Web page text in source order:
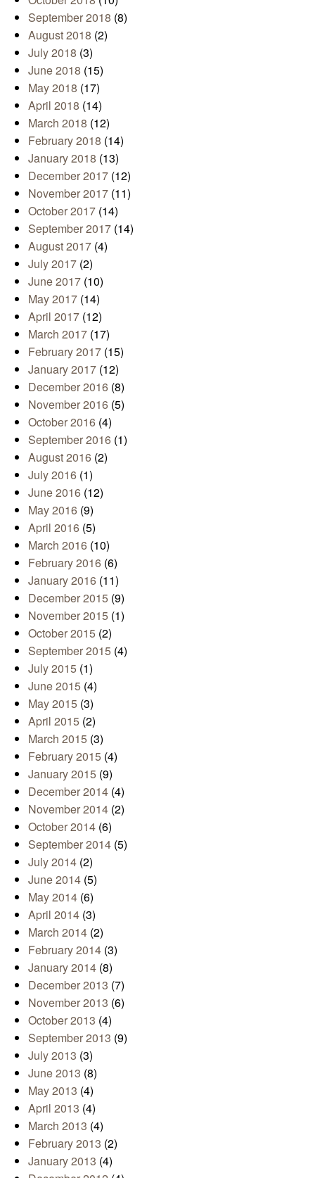
September 2018 (8)
August 2018 (2)
July 2018 (3)
June 2018 (15)
May 2018 (17)
April 2018 (14)
March 2018 (12)
February 2018 (14)
January 2018 (13)
December 2017 (12)
November 2017 (11)
October 2017 (14)
September 2017 (14)
August 2017 (4)
July 2017 (2)
June 2017 (10)
May 2017 (14)
April 2017 (12)
March 2017 (17)
February 2017 (15)
January 2017 (12)
December 2016 (8)
November 2016 (5)
October 2016 (4)
September 2016 (1)
August 2016 (2)
July 2016 (1)
June 2016 (12)
May 2016 (9)
April 2016 (5)
March 2016 (10)
February 2016 (6)
January 2016 (11)
December 2015 (9)
November 2015 (1)
October 2015 (2)
September 2015 (4)
July 2015 (1)
June 2015 (4)
May 2015 (3)
April 2015 (2)
March 2015 (3)
February 2015 (4)
January 2015 (9)
December 2014 (4)
November 2014 (2)
October 2014 (6)
September 2014 (5)
July 2014 (2)
June 2014 (5)
May 2014 (6)
April 2014 (3)
March 2014 (2)
February 2014 (3)
January 2014 (8)
December 2013 (7)
November 2013 (6)
October 2013 (4)
September 2013 (9)
July 2013 (3)
June 2013 (8)
May 2013 (4)
April 2013 (4)
March 2013 (4)
February 2013 (2)
January 2013 (4)